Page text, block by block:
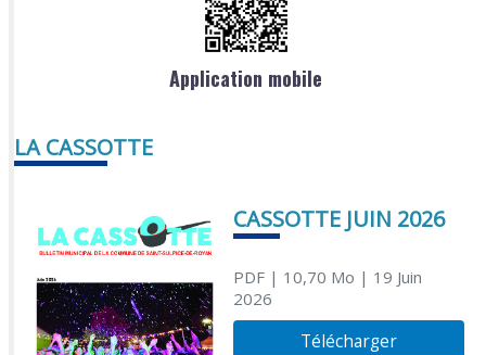
Application mobile
LA CASSOTTE
CASSOTTE JUIN 2026
PDF| 10,70 Mo | 19 Juin
2026
Télécharger